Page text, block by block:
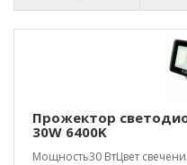
Прожектор
30W 6400K
Мощность30 ВтЦвет